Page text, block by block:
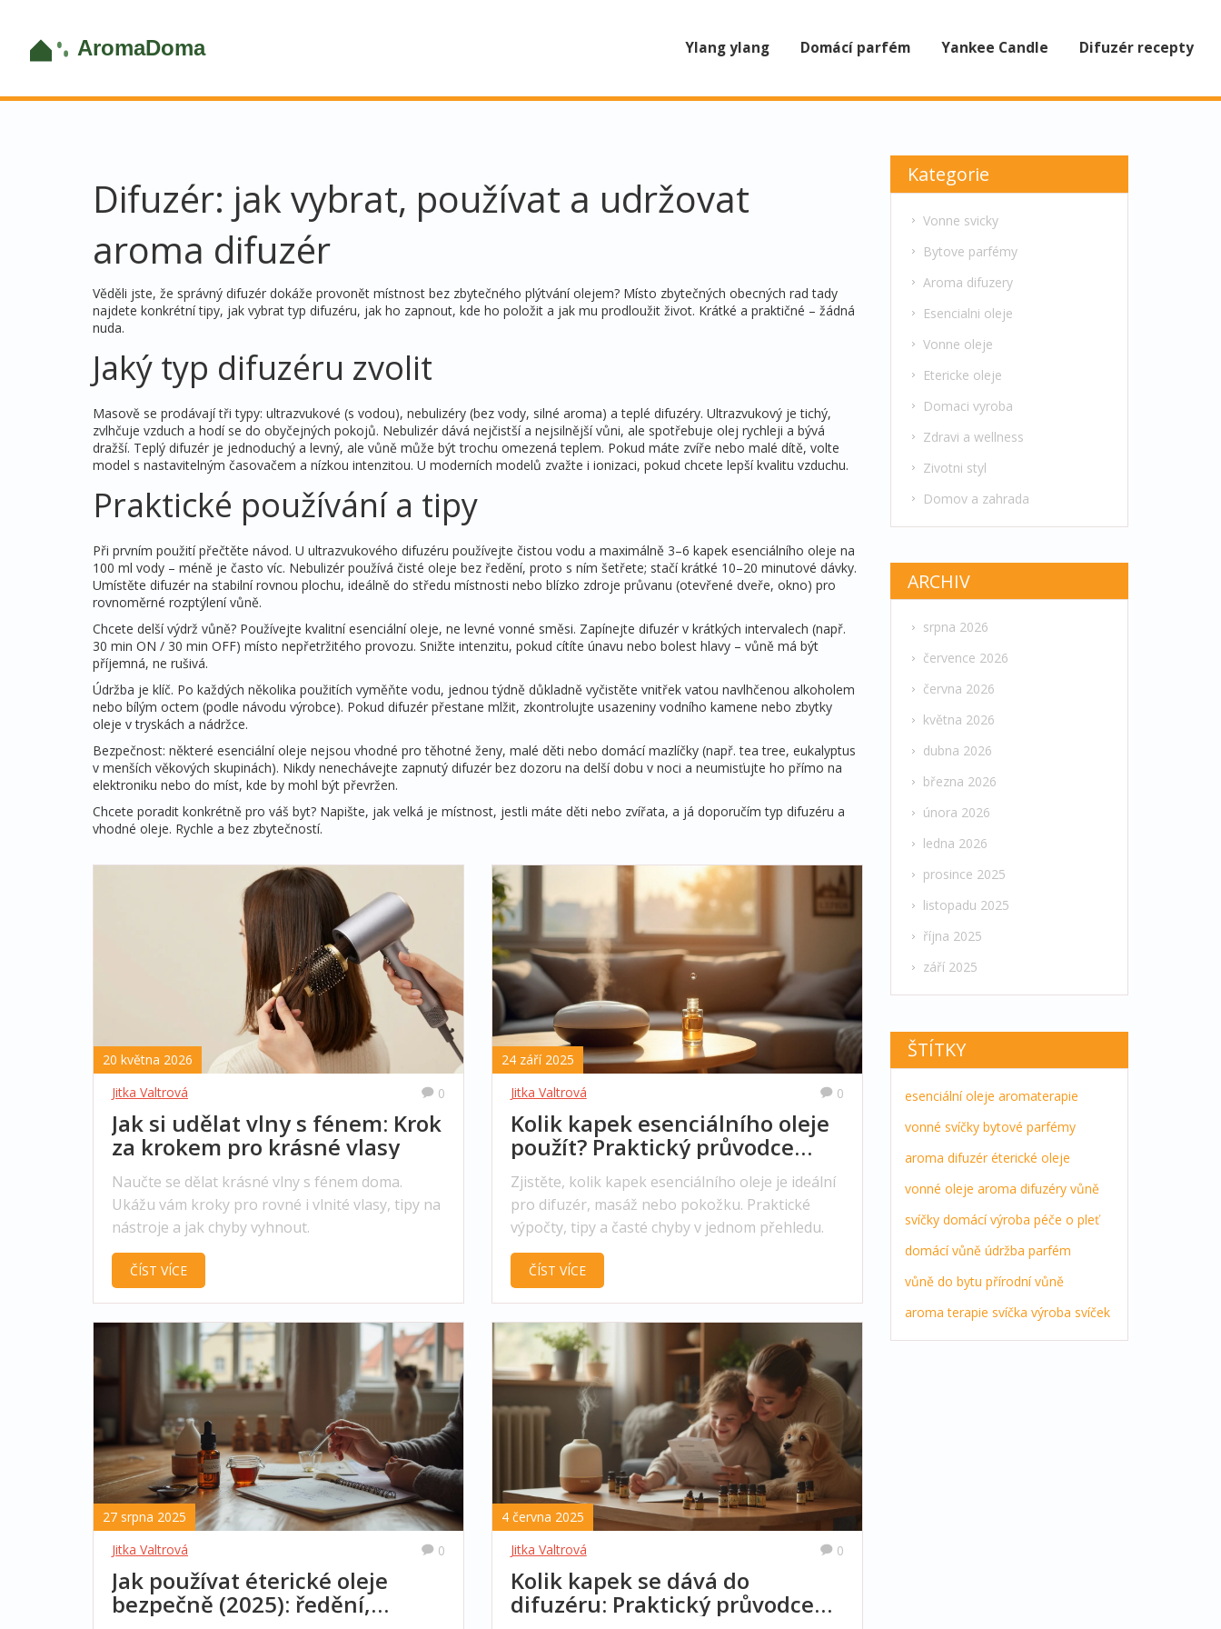
Ylang ylang Domácí parfém Yankee Candle Difuzér recepty
Difuzér: jak vybrat, používat a udržovat
aroma difuzér
Věděli jste, že správný difuzér dokáže provonět místnost bez zbytečného plýtvání olejem? Místo zbytečných obecných rad tady
najdete konkrétní tipy, jak vybrat typ difuzéru, jak ho zapnout, kde ho položit a jak mu prodloužit život. Krátké a praktičné – žádná
nuda.
Jaký typ difuzéru zvolit
Masově se prodávají tři typy: ultrazvukové (s vodou), nebulizéry (bez vody, silné aroma) a teplé difuzéry. Ultrazvukový je tichý,
zvlhčuje vzduch a hodí se do obyčejných pokojů. Nebulizér dává nejčistší a nejsilnější vůni, ale spotřebuje olej rychleji a bývá
dražší. Teplý difuzér je jednoduchý a levný, ale vůně může být trochu omezená teplem. Pokud máte zvíře nebo malé dítě, volte
model s nastavitelným časovačem a nízkou intenzitou. U moderních modelů zvažte i ionizaci, pokud chcete lepší kvalitu vzduchu.
Praktické používání a tipy
Při prvním použití přečtěte návod. U ultrazvukového difuzéru používejte čistou vodu a maximálně 3–6 kapek esenciálního oleje na
100 ml vody – méně je často víc. Nebulizér používá čisté oleje bez ředění, proto s ním šetřete; stačí krátké 10–20 minutové dávky.
Umístěte difuzér na stabilní rovnou plochu, ideálně do středu místnosti nebo blízko zdroje průvanu (otevřené dveře, okno) pro
rovnoměrné rozptýlení vůně.
Chcete delší výdrž vůně? Používejte kvalitní esenciální oleje, ne levné vonné směsi. Zapínejte difuzér v krátkých intervalech (např.
30 min ON / 30 min OFF) místo nepřetržitého provozu. Snižte intenzitu, pokud cítíte únavu nebo bolest hlavy – vůně má být
příjemná, ne rušivá.
Údržba je klíč. Po každých několika použitích vyměňte vodu, jednou týdně důkladně vyčistěte vnitřek vatou navlhčenou alkoholem
nebo bílým octem (podle návodu výrobce). Pokud difuzér přestane mlžit, zkontrolujte usazeniny vodního kamene nebo zbytky
oleje v tryskách a nádržce.
Bezpečnost: některé esenciální oleje nejsou vhodné pro těhotné ženy, malé děti nebo domácí mazlíčky (např. tea tree, eukalyptus
v menších věkových skupinách). Nikdy nenechávejte zapnutý difuzér bez dozoru na delší dobu v noci a neumisťujte ho přímo na
elektroniku nebo do míst, kde by mohl být převržen.
Chcete poradit konkrétně pro váš byt? Napište, jak velká je místnost, jestli máte děti nebo zvířata, a já doporučím typ difuzéru a
vhodné oleje. Rychle a bez zbytečností.
20 května 2026
Jitka Valtrová
0
Jak si udělat vlny s fénem: Krok
za krokem pro krásné vlasy
Naučte se dělat krásné vlny s fénem doma.
Ukážu vám kroky pro rovné i vlnité vlasy, tipy na
nástroje a jak chyby vyhnout.
ČÍST VÍCE
24 září 2025
Jitka Valtrová
0
Kolik kapek esenciálního oleje
použít? Praktický průvodce
dávkováním
Zjistěte, kolik kapek esenciálního oleje je ideální
pro difuzér, masáž nebo pokožku. Praktické
výpočty, tipy a časté chyby v jednom přehledu.
ČÍST VÍCE
27 srpna 2025
Jitka Valtrová
0
Jak používat éterické oleje
bezpečně (2025): ředění,
4 června 2025
Jitka Valtrová
0
Kolik kapek se dává do
difuzéru: Praktický průvodce
Kategorie
Vonne svicky
Bytove parfémy
Aroma difuzery
Esencialni oleje
Vonne oleje
Etericke oleje
Domaci vyroba
Zdravi a wellness
Zivotni styl
Domov a zahrada
ARCHIV
srpna 2026
července 2026
června 2026
května 2026
dubna 2026
března 2026
února 2026
ledna 2026
prosince 2025
listopadu 2025
října 2025
září 2025
ŠTÍTKY
esenciální oleje aromaterapie
vonné svíčky bytové parfémy
aroma difuzér éterické oleje
vonné oleje aroma difuzéry vůně
svíčky domácí výroba péče o pleť
domácí vůně údržba parfém
vůně do bytu přírodní vůně
aroma terapie svíčka výroba svíček